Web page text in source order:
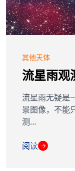
其他天体
流星雨观
流星雨无疑是
景图像，不能
测…
阅读 →